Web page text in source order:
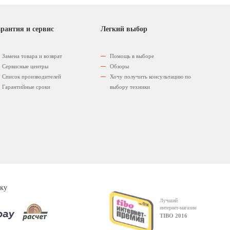
и сервис
Замена товара и возврат
Сервисные центры
Список производителей
Гарантийные сроки
Легкий выбор
Помощь в выборе
Обзоры
Хочу получить консультацию по
выбору техники
Лучший
интернет-магазин
TIBO 2016